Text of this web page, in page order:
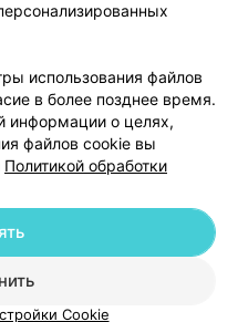
Публичный договор
Способы оплаты
использования файлов
в более позднее время.
информации о целях,
файлов cookie вы
Политикой обработки
Cookie